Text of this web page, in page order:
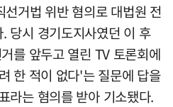
거법 위반 혐의로 대법원 전
당시 경기도지사였던 이 후
를 앞두고 열린 TV 토론회에
한 적이 없다'는 질문에 답을
라는 혐의를 받아 기소됐다.